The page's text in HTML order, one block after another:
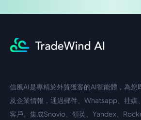
中文入口
信風AI是專精於外貿獲客的AI智能體，為您
及企業情報，通過郵件、Whatsapp、社媒
客戶。集成Snovio、領英、Yandex、